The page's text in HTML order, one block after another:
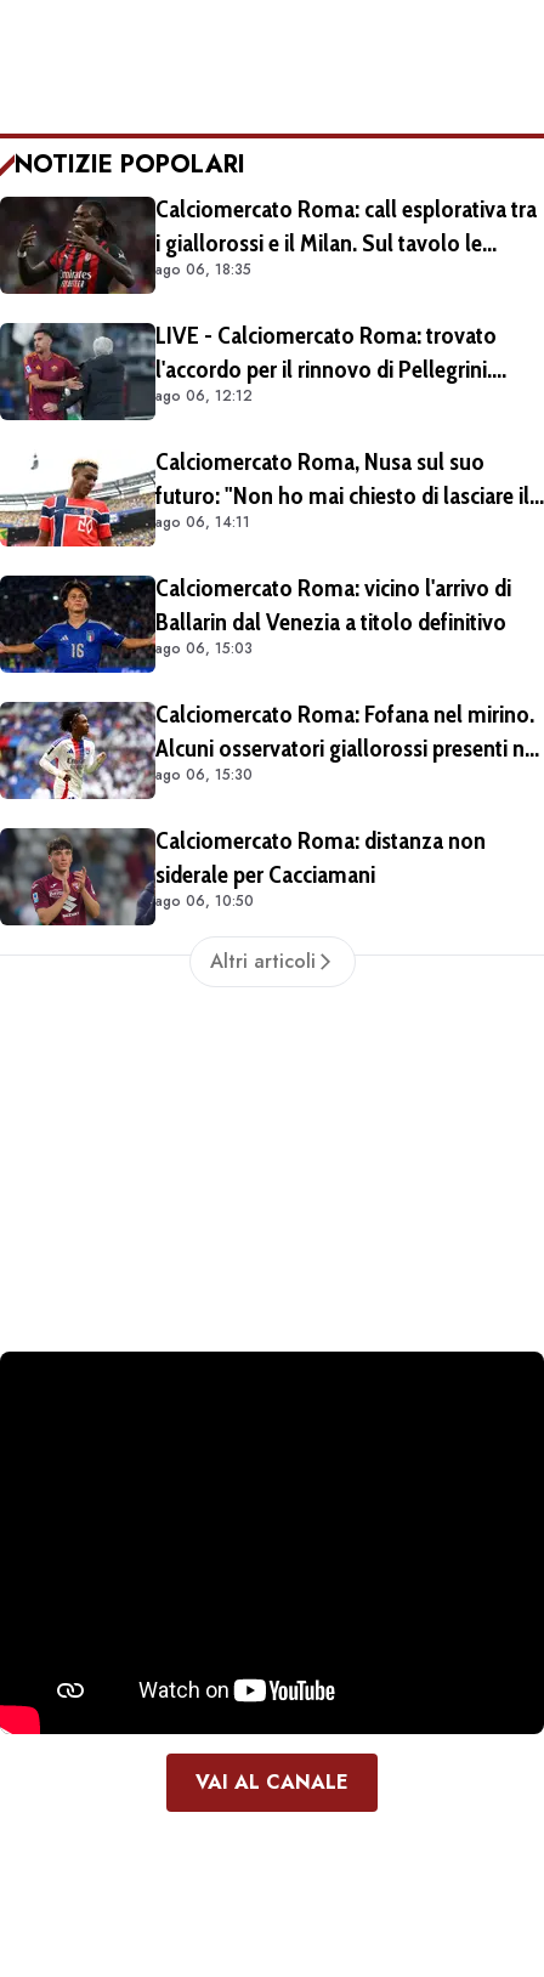
NOTIZIE POPOLARI
Calciomercato Roma: call esplorativa tra
i giallorossi e il Milan. Sul tavolo le
situazioni di Leao e Soulé
ago 06, 18:35
LIVE - Calciomercato Roma: trovato
l'accordo per il rinnovo di Pellegrini.
Prolungamento di un solo anno
ago 06, 12:12
Calciomercato Roma, Nusa sul suo
futuro: "Non ho mai chiesto di lasciare il
Lipsia". Giallorossi ancora al lavoro
ago 06, 14:11
Calciomercato Roma: vicino l'arrivo di
Ballarin dal Venezia a titolo definitivo
ago 06, 15:03
Calciomercato Roma: Fofana nel mirino.
Alcuni osservatori giallorossi presenti nel
match di Champions con il Lione
ago 06, 15:30
Calciomercato Roma: distanza non
siderale per Cacciamani
ago 06, 10:50
Altri articoli
VAI AL CANALE